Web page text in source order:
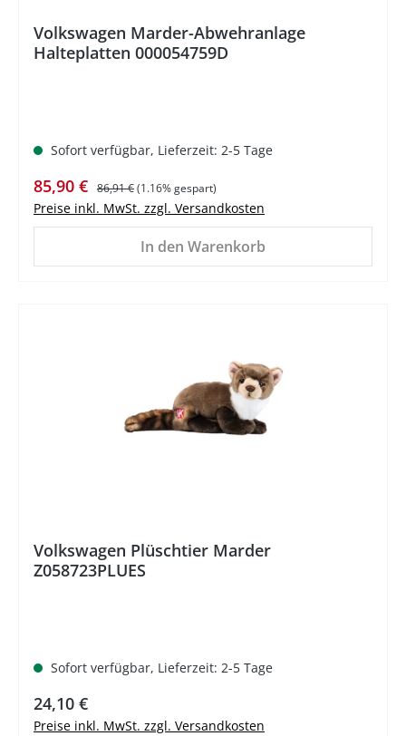
Volkswagen Marder-Abwehranlage
Halteplatten 000054759D
Sofort verfügbar, Lieferzeit: 2-5 Tage
Verkaufspreis:
85,90 € Regulärer Preis:
86,91 €(1.16% gespart)
Preise inkl. MwSt. zzgl. Versandkosten
In den Warenkorb
Volkswagen Plüschtier Marder
Z058723PLUES
Sofort verfügbar, Lieferzeit: 2-5 Tage
Regulärer Preis:
24,10 €
Preise inkl. MwSt. zzgl. Versandkosten